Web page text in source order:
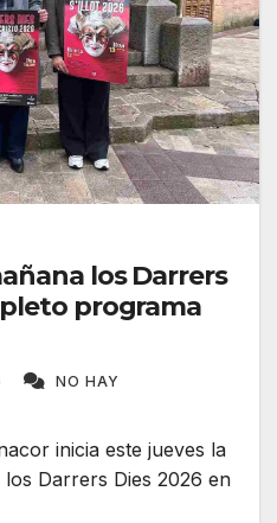
los Darrers
programa
NO HAY
inicia este jueves la
Darrers Dies 2026 en